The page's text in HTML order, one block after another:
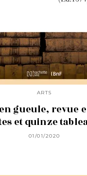
ARTS
gueule, revue
et quinze
01/01/2020